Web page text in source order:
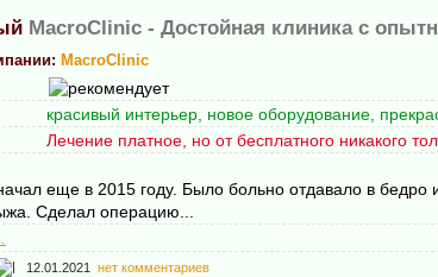
MacroClinic - Достойная клиника с
MacroClinic
красивый интерьер, новое оборудование,
Лечение платное, но от бесплатного никакого
еще в 2015 году. Было больно отдавало в бедро
Сделал операцию...
12.01.2021 нет комментариев